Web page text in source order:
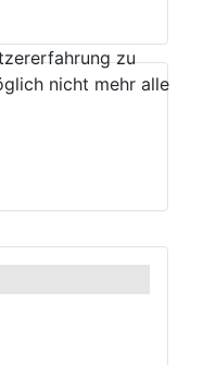
zu
nicht mehr alle